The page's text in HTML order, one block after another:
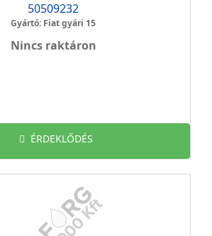
50509232
Gyártó: Fiat gyári 15
Nincs raktáron
ÉRDEKLŐDÉS